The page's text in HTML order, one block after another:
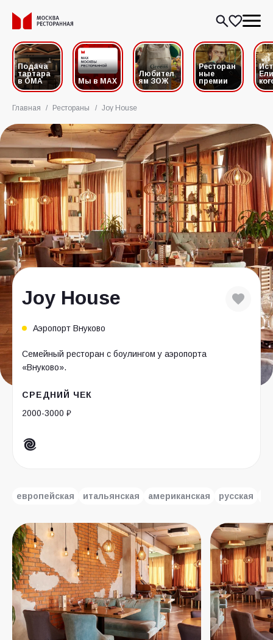
Подача
тартара
в ОМА
Мы в MAX
Любител
ям ЗОЖ
Ресторан
ные
премии
Главная / Рестораны / Joy House
Joy House
Аэропорт Внуково
Семейный ресторан с боулингом у аэропорта
«Внуково».
СРЕДНИЙ ЧЕК
2000-3000 ₽
европейская итальянская американская русская